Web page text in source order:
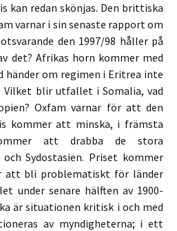
kan redan skönjas. Den brittiska
varnar i sin senaste rapport om
den 1997/98 håller på
det? Afrikas horn kommer med
händer om regimen i Eritrea inte
Vilket blir utfallet i Somalia, vad
Oxfam varnar för att den
kommer att minska, i främsta
att drabba de stora
Sydostasien. Priset kommer
att bli problematiskt för länder
under senare hälften av 1900-
är situationen kritisk i och med
av myndigheterna; i ett